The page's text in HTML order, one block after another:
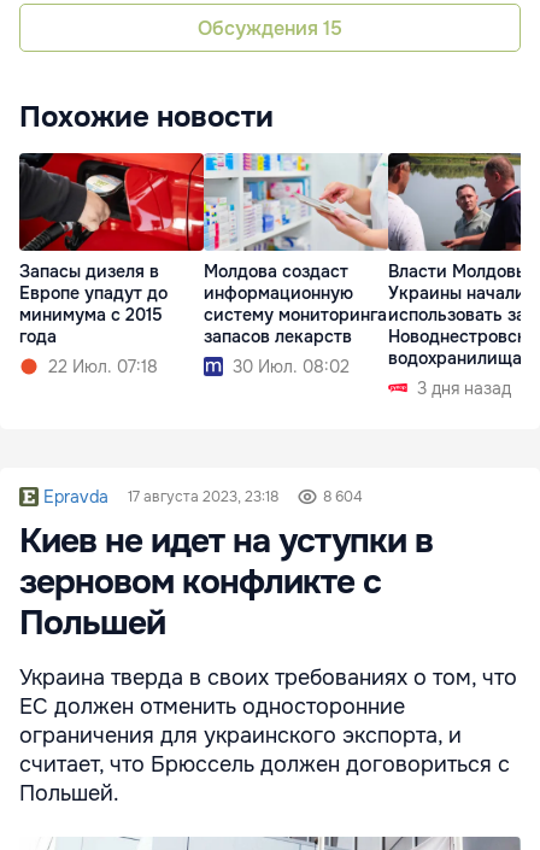
Обсуждения 15
Похожие новости
Запасы дизеля в
Европе упадут до
минимума с 2015
года
22 Июл. 07:18
Молдова создаст
информационную
систему мониторинга
запасов лекарств
30 Июл. 08:02
Власти Молдовы
Украины начали
использовать
водохранилища
3 дня назад
Epravda 17 августа 2023, 23:18 8 604
Киев не идет на уступки в
зерновом конфликте с
Польшей
Украина тверда в своих требованиях о том, что
ЕС должен отменить односторонние
ограничения для украинского экспорта, и
считает, что Брюссель должен договориться с
Польшей.